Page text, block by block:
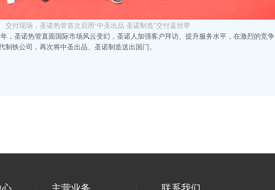
交付现场，圣诺热管首次启用“中圣出品 圣诺制造”交付蓝丝带
，圣诺热管直面国际市场风云变幻，圣诺人加强客户拜访、提升服务水平，在激烈的竞争
制铁公司，再次将中圣出品、圣诺制造送出国门。